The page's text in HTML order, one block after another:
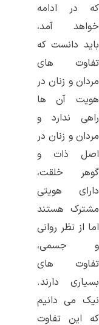
که در ادامه
خواهد آمد،
باید دانست که
تفاوت های
مردان و زنان در
هویت آن ها
راهی ندارد و
مردان و زنان در
اصل ذات و
گوهر خلقت،
دارای هویتی
مشترک هستند
اما از نظر روانی
و جسمی،
تفاوت های
بسیاری دارند.
نیک می دانیم
که این تفاوت